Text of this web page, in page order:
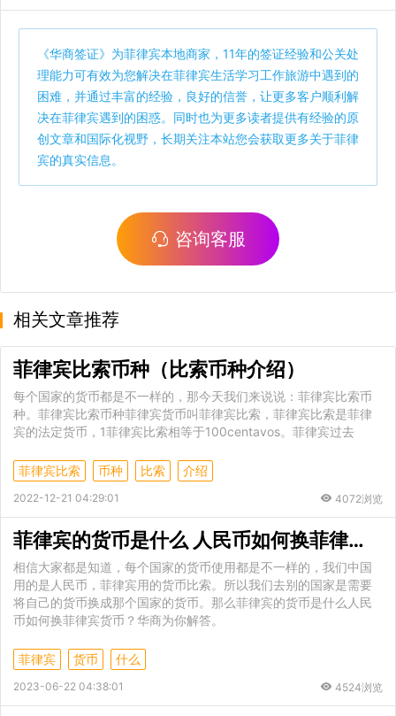
《华商签证》为菲律宾本地商家，11年的签证经验和公关处
理能力可有效为您解决在菲律宾生活学习工作旅游中遇到的
困难，并通过丰富的经验，良好的信誉，让更多客户顺利解
决在菲律宾遇到的困惑。同时也为更多读者提供有经验的原
创文章和国际化视野，长期关注本站您会获取更多关于菲律
宾的真实信息。
咨询客服
相关文章推荐
菲律宾比索币种（比索币种介绍）
每个国家的货币都是不一样的，那今天我们来说说：菲律宾比索币
种。菲律宾比索币种菲律宾货币叫菲律宾比索，菲律宾比索是菲律
宾的法定货币，1菲律宾比索相等于100centavos。菲律宾过去
菲律宾比索 币种 比索 介绍
2022-12-21 04:29:01 4072浏览
菲律宾的货币是什么 人民币如何换菲律宾货币
相信大家都是知道，每个国家的货币使用都是不一样的，我们中国
用的是人民币，菲律宾用的货币比索。所以我们去别的国家是需要
将自己的货币换成那个国家的货币。那么菲律宾的货币是什么人民
币如何换菲律宾货币？华商为你解答。
菲律宾 货币 什么
2023-06-22 04:38:01 4524浏览